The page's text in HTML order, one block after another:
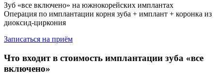
Зуб «все включено» на южнокорейских имплантах
Операция по имплантации корня зуба + имплант + коронка из
диоксид-циркония
Записаться на приём
Что входит в стоимость имплантации зуба «все
включено»